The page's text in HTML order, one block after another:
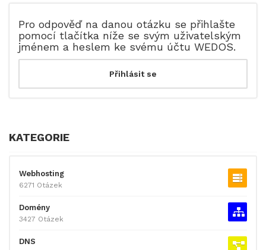
Pro odpověď na danou otázku se přihlašte
pomocí tlačítka níže se svým uživatelským
jménem a heslem ke svému účtu WEDOS.
KATEGORIE
Webhosting
6271 Otázek
Domény
3427 Otázek
DNS